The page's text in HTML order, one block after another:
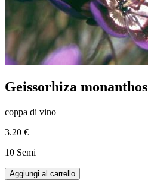
Geissorhiza monanthos
coppa di vino
3.20 €
10 Semi
Aggiungi al carrello